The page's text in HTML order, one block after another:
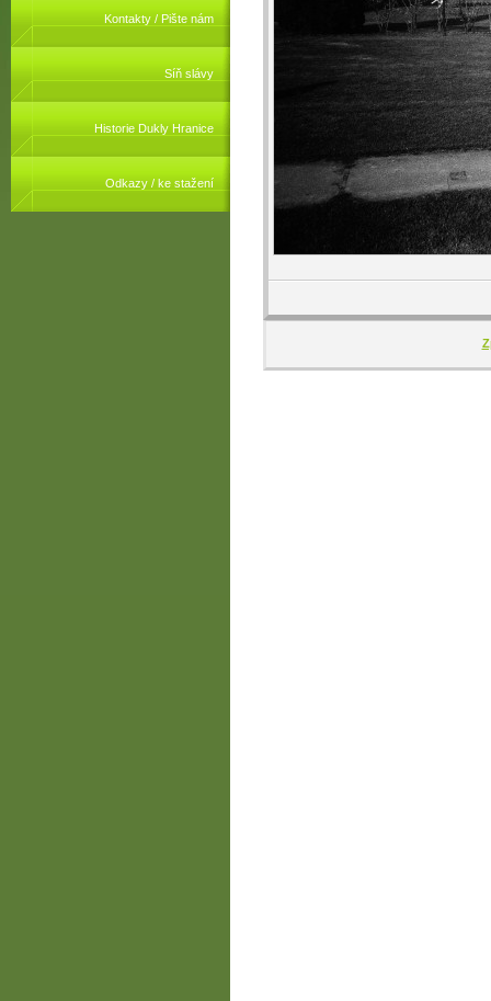
Kontakty / Pište nám
Síň slávy
Historie Dukly Hranice
Odkazy / ke stažení